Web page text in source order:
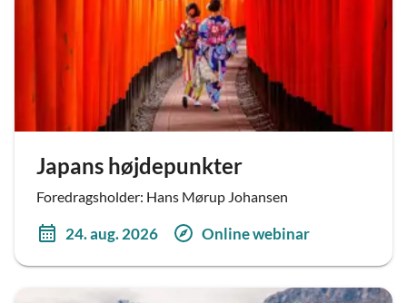
Japans højdepunkter
Foredragsholder: Hans Mørup Johansen
24. aug. 2026 Online webinar